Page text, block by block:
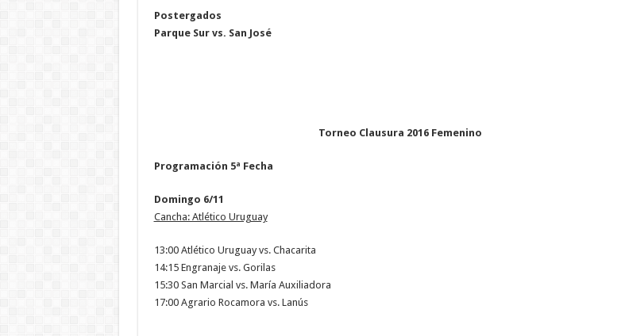
Postergados
Parque Sur vs. San José
Torneo Clausura 2016 Femenino
Programación 5ª Fecha
Domingo 6/11
Cancha: Atlético Uruguay
13:00 Atlético Uruguay vs. Chacarita
14:15 Engranaje vs. Gorilas
15:30 San Marcial vs. María Auxiliadora
17:00 Agrario Rocamora vs. Lanús